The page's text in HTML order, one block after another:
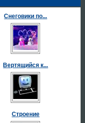
Снеговики по...
Вертящийся к...
Строение